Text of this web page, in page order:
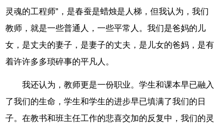
灵魂的工程师”，是春蚕是蜡烛是人梯，但我认为，我们
教师，就是一些普通人，一些平常人。我们是爸妈的儿
女，是丈夫的妻子，是妻子的丈夫，是儿女的爸妈，是有
着许许多多琐碎事的平凡人。
我还认为，教师更是一份职业。学生和课本早已融入
了我们的生命，学生和学生的进步早已填满了我们的日
子。在教书和班主任工作的悲喜交加的反复中，我们的灵